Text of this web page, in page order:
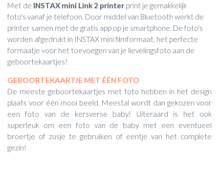
Met de INSTAX mini Link 2 printer print je gemakkelijk
foto's vanaf je telefoon. Door middel van Bluetooth werkt de
printer samen met de gratis app op je smartphone. De foto's
worden afgedrukt in INSTAX mini filmformaat, het perfecte
formaatje voor het toevoegen van je lievelingsfoto aan de
geboortekaartjes!
GEBOORTEKAARTJE MET ÉÉN FOTO
De meeste geboortekaartjes met foto hebben in het design
plaats voor één mooi beeld. Meestal wordt dan gekozen voor
een foto van de kersverse baby! Uiteraard is het ook
superleuk om een foto van de baby met een eventueel
broertje of zusje te gebruiken of eentje van het complete
gezin!